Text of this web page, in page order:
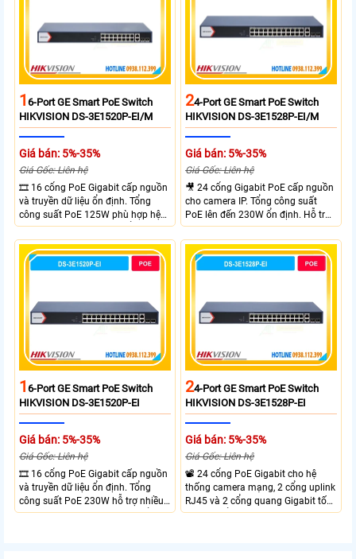
16-Port GE Smart PoE Switch
HIKVISION DS-3E1520P-EI/M
Giá bán: 5%-35%
Giá Gốc: Liên hệ
🎞 16 cổng PoE Gigabit cấp nguồn
và truyền dữ liệu ổn định. Tổng
công suất PoE 125W phù hợp hệ
thống camera IP vừa. 2 cổng RJ45
Gigabit và 2 cổng quang SFP mở
rộng linh hoạt. Hỗ trợ truyền PoE
xa tối đa lên đến 300 mét.
24-Port GE Smart PoE Switch
HIKVISION DS-3E1528P-EI/M
Giá bán: 5%-35%
Giá Gốc: Liên hệ
🎥 24 cổng Gigabit PoE cấp nguồn
cho camera IP. Tổng công suất
PoE lên đến 230W ổn định. Hỗ trợ
truyền PoE xa đến 300 mét. Băng
thông chuyển mạch đạt 68 Gbps
mạnh mẽ.
16-Port GE Smart PoE Switch
HIKVISION DS-3E1520P-EI
Giá bán: 5%-35%
Giá Gốc: Liên hệ
🎞 16 cổng PoE Gigabit cấp nguồn
và truyền dữ liệu ổn định. Tổng
công suất PoE 230W hỗ trợ nhiều
thiết bị cùng lúc. Tốc độ chuyển
24-Port GE Smart PoE Switch
HIKVISION DS-3E1528P-EI
Giá bán: 5%-35%
Giá Gốc: Liên hệ
📽 24 cổng PoE Gigabit cho hệ
thống camera mạng, 2 cổng uplink
RJ45 và 2 cổng quang Gigabit tốc
độ cao, Tổng công suất PoE 370W